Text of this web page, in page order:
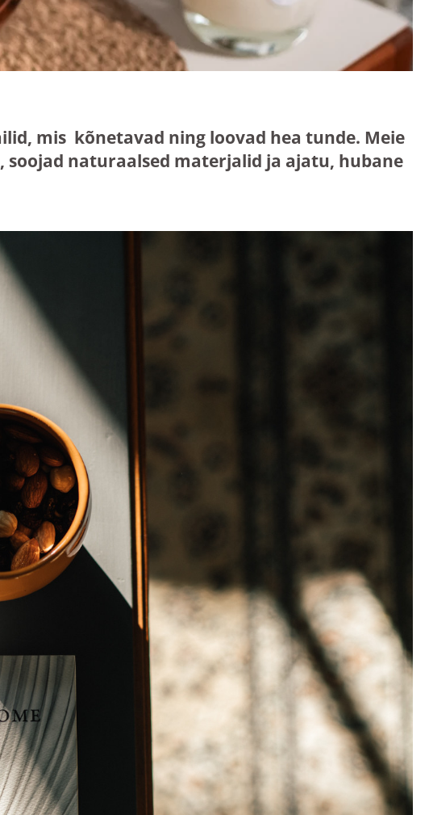
mis kõnetavad ning loovad hea tunde. Meie
naturaalsed materjalid ja ajatu, hubane